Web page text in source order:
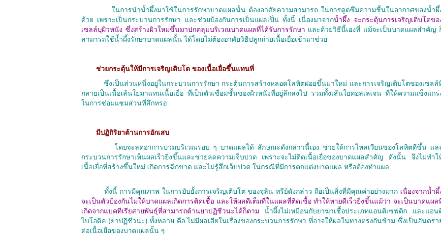
ในการนำน้ำผึ้งมาใช้ในการรักษาบาดแผลนั้น ต้องอาศัยความสามารถ ในการดูดซึมความชื้นในอากาศของน้ำผึ้
ด้วย เพราะเป็นกระบวนการรักษา และช่วยป้องกันการเป็นแผลเป็น ทั้งนี้ เนื่องมาจากน้ำผึ้ง จะกระตุ้นการเจริญเติบโตขอ
เซลล์บุผิวหนัง ซึ่งสร้างผิวใหม่ขึ้นมาปกคลุมบริเวณบาดแผลที่ได้รับการรักษา และด้วยวิธีนี้เองที่ แม้จะเป็นบาดแผลสำคัญ
สามารถใช้น้ำผึ้งรักษาบาดแผลนั้น ได้โดยไม่ต้องอาศัยวิธีปลูกถ่ายเนื้อเยื่อเข้ามาช่วย
ช่วยกระตุ้นให้มีการเจริญเติบโต ของเนื้อเยื่อขึ้นแทนที่
ซึ่งเป็นส่วนหนึ่งอยู่ในกระบวนการรักษา กระตุ้นการสร้างหลอดโลหิตฝอยขึ้นมาใหม่ และการเจริญเติบโตของเซลล์
กลายเป็นเนื้อเส้นใยมาแทนเนื้อเยื่อ ที่เป็นตัวเชื่อมชั้นของผิวหนังที่อยู่ลึกลงไป รวมทั้งเส้นใยคอลเลเจน ที่ให้ความแข็งแกร่
ในการซ่อมแซมส่วนที่สึกหรอ
มีปฏิกิริยาต้านการอักเสบ
โดยจะลดอาการบวมบริเวณรอบ ๆ บาดแผลได้ ลักษณะดังกล่าวนี้เอง ช่วยให้การไหลเวียนของโลหิตดีขึ้น แล
กระบวนการรักษาเห็นผลเร็วยิ่งขึ้นและช่วยลดความเจ็บปวด เพราะจะไม่ติดเนื้อเยื่อของบาดแผลสำคัญ ดังนั้น จึงไม่ทำใ
เนื้อเยื่อที่สร้างขึ้นใหม่ เกิดการฉีกขาด และไม่รู้สึกเจ็บปวด ในกรณีที่มีการตกแต่งบาดแผล หรือต้องทำแผล
ทั้งนี้ การมีคุณภาพ ในการยับยั้งการเจริญเติบโต ของจุลิน-ทรีย์ดังกล่าว ถือเป็นสิ่งที่มีคุณค่าอย่างมาก เนื่องจากน้ำผึ้
จะเป็นตัวป้องกันไม่ให้บาดแผลเกิดการติดเชื้อ และให้ผลดีเต็มที่ในแผลที่ติดเชื้อ ทำให้หายดีเร็วยิ่งขึ้นแม้ว่า จะเป็นบาดแผล
เกิดจากแบคทีเรียสายพันธุ์ที่สามารถต้านยาปฏิชีวนะได้ก็ตามน้ำผึ้งไม่เหมือนกับยาฆ่าเชื้อประเภทแอนติเซฟติก และแอน
ไบโอติค (ยาปฏิชีวนะ) ทั้งหลาย คือ ไม่มีผลเสียในเรื่องของกระบวนการรักษา ที่อาจให้ผลในทางตรงกันข้าม ซึ่งเป็นอันตรา
ต่อเนื้อเยื่อของบาดแผลนั้น ๆ